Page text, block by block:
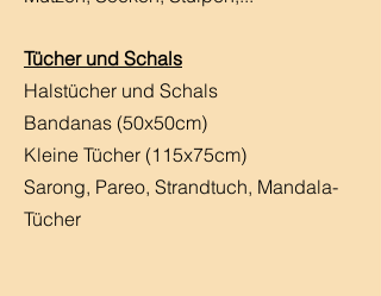
Tücher und Schals
Halstücher und Schals
Bandanas (50x50cm)
Kleine Tücher (115x75cm)
Sarong, Pareo, Strandtuch, Mandala-
Tücher